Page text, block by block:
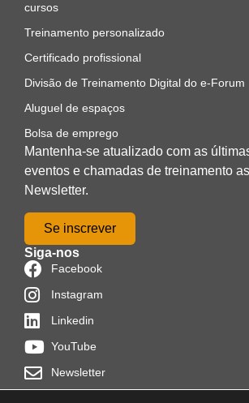
cursos
Treinamento personalizado
Certificado profissional
Divisão de Treinamento Digital do e-Forum
Aluguel de espaços
Bolsa de emprego
Mantenha-se atualizado com as
eventos e chamadas de treinamento
Newsletter.
Se inscrever
Siga-nos
Facebook
Instagram
Linkedin
YouTube
Newsletter